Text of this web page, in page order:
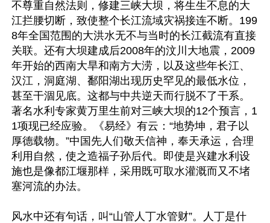
不尊重自然法则，修建三峡大坝，将生生不息的大
江拦腰切断，致使整个长江流域灾祸接连不断。199
8年全国范围的大洪水无不与当时的长江截流有直接
关联。还有大坝建成后2008年的汶川大地震，2009
年开始的西南大旱和南方大涝，以及这些年长江、
汉江，洞庭湖、鄱阳湖出现历史罕见的最低水位，
甚至干涸见底。这都与中共逆天而行脱不了干系。
著名水利专家黄万里生前对三峡大坝的12个预言，1
1项现已经应验。《易经》有云：“地势坤，君子以
厚德载物。”中国先人们敬天信神，奉天承运，合理
利用自然，使之造福子孙后代。即使是兴建水利设
施也是像都江堰那样，采用既可取水灌溉而又不堵
塞河流的办法。
风水中还有句话，叫“山管人丁水管财”。人丁是什